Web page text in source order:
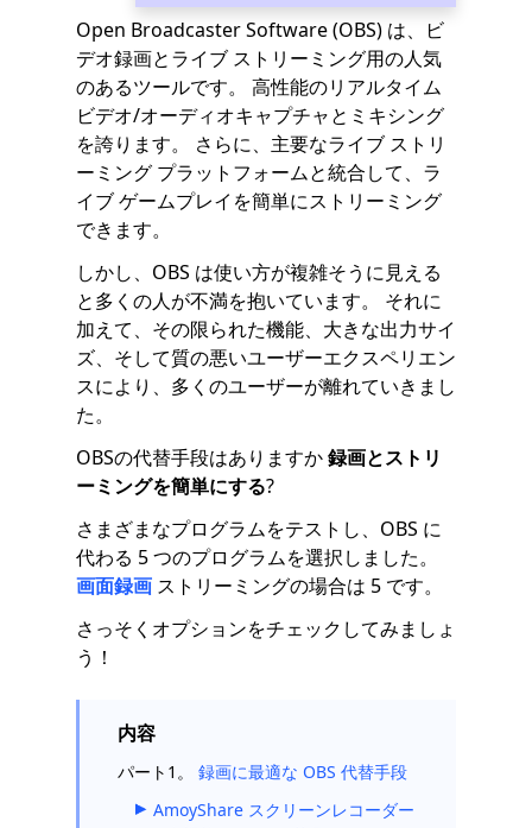
Open Broadcaster Software (OBS) は、ビ
デオ録画とライブ ストリーミング用の人気
のあるツールです。 高性能のリアルタイム
ビデオ/オーディオキャプチャとミキシング
を誇ります。 さらに、主要なライブ ストリ
ーミング プラットフォームと統合して、ラ
イブ ゲームプレイを簡単にストリーミング
できます。
しかし、OBS は使い方が複雑そうに見える
と多くの人が不満を抱いています。 それに
加えて、その限られた機能、大きな出力サイ
ズ、そして質の悪いユーザーエクスペリエン
スにより、多くのユーザーが離れていきまし
た。
OBSの代替手段はありますか録画とストリ
ーミングを簡単にする?
さまざまなプログラムをテストし、OBS に
代わる 5 つのプログラムを選択しました。
画面録画 ストリーミングの場合は 5 です。
さっそくオプションをチェックしてみましょ
う！
内容
パート1。 録画に最適な OBS 代替手段
AmoyShare スクリーンレコーダー